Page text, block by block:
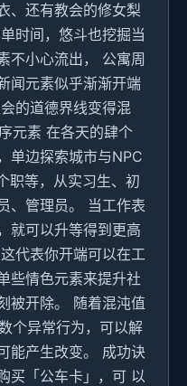
、还有教会的修女梨
时间，悠斗也挖掘当
不小心流出， 公寓周
闻元素似乎渐渐开端
的道德界线变得混
元素 在各天的肆个
单边探索城市与NPC
职等，从实习生、初
、管理员。 当工作表
就可以升等得到更高
代表你开端可以在工
些情色元素来提升社
被开除。 随着混沌值
个异常行为，可以解
能产生改变。 成功诀
买「公车卡」，可 以